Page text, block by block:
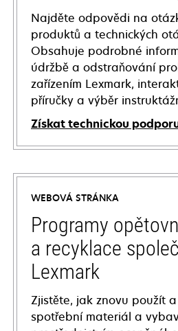
Najděte odpovědi na
produktů a technických
Obsahuje podrobné
údržbě a odstraňování
zařízením Lexmark,
příručky a výběr
Získat technickou
opens
in
new
tab
WEBOVÁ STRÁNKA
Programy
a recyklace
Lexmark
Zjistěte, jak znovu použít
spotřební materiál a